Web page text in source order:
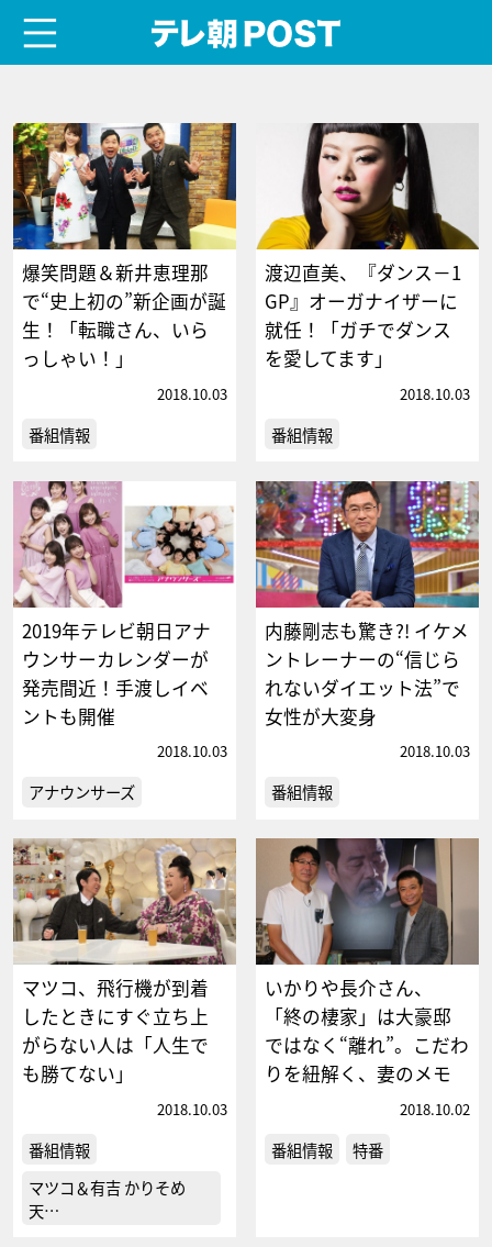
爆笑問題＆新井恵理那
で“史上初の”新企画が誕
生！「転職さん、いら
っしゃい！」
2018.10.03
番組情報
渡辺直美、『ダンス－1
GP』オーガナイザーに
就任！「ガチでダンス
を愛してます」
2018.10.03
番組情報
2019年テレビ朝日アナ
ウンサーカレンダーが
発売間近！手渡しイベ
ントも開催
2018.10.03
アナウンサーズ
内藤剛志も驚き?! イケメ
ントレーナーの“信じら
れないダイエット法”で
女性が大変身
2018.10.03
番組情報
マツコ、飛行機が到着
したときにすぐ立ち上
がらない人は「人生で
も勝てない」
2018.10.03
番組情報
マツコ＆有吉 かりそめ
天…
いかりや長介さん、
「終の棲家」は大豪邸
ではなく“離れ”。こだわ
りを紐解く、妻のメモ
2018.10.02
番組情報 特番